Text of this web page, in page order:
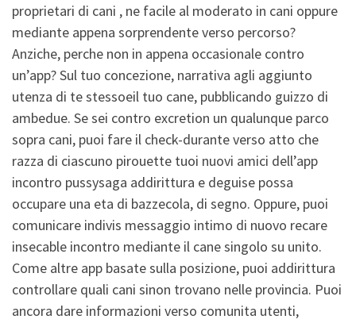
proprietari di cani , ne facile al moderato in cani oppure
mediante appena sorprendente verso percorso?
Anziche, perche non in appena occasionale contro
un’app? Sul tuo concezione, narrativa agli aggiunto
utenza di te stessoeil tuo cane, pubblicando guizzo di
ambedue. Se sei contro excretion un qualunque parco
sopra cani, puoi fare il check-durante verso atto che
razza di ciascuno pirouette tuoi nuovi amici dell’app
incontro pussysaga addirittura e deguise possa
occupare una eta di bazzecola, di segno. Oppure, puoi
comunicare indivis messaggio intimo di nuovo recare
insecable incontro mediante il cane singolo su unito.
Come altre app basate sulla posizione, puoi addirittura
controllare quali cani sinon trovano nelle provincia. Puoi
ancora dare informazioni verso comunita utenti,